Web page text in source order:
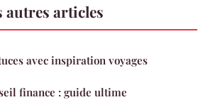
autres articles
avec inspiration voyages
finance : guide ultime